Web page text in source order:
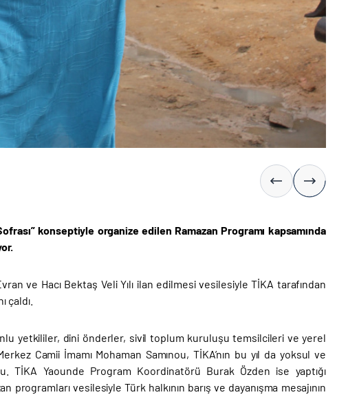
konseptiyle organize edilen Ramazan Programı kapsamında
ve Hacı Bektaş Veli Yılı ilan edilmesi vesilesiyle TİKA tarafından
çaldı.
yetkililer, dini önderler, sivil toplum kuruluşu temsilcileri ve yerel
Camii İmamı Mohaman Samınou, TİKA’nın bu yıl da yoksul ve
TİKA Yaounde Program Koordinatörü Burak Özden ise yaptığı
programları vesilesiyle Türk halkının barış ve dayanışma mesajının